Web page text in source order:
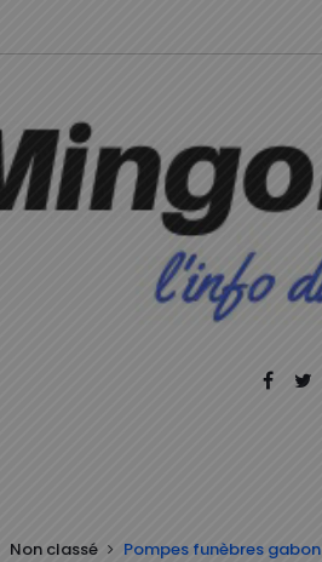
Non classé Pompes funèbres